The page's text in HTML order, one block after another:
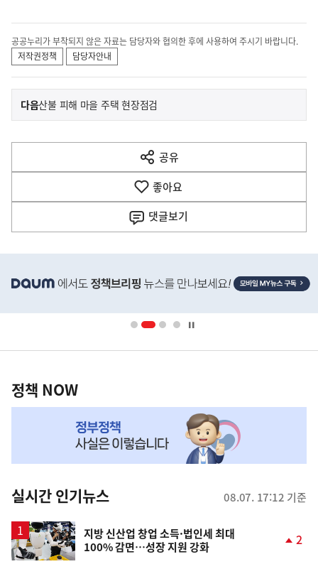
공공누리가 부착되지 않은 자료는 담당자와 협의한 후에 사용하여 주시기 바랍니다.
저작권정책
담당자안내
이
전
다
음
다음기
사
산불 피해 마을 주택 현장점검
공유
열
기
좋아요
댓글보기
단
영
책
NOW,
뉴
스
정책 NOW
실시간 인기뉴스 08.07. 17:12 기준
지방 신산업 창업 소득·법인세 최대
100% 감면…성장 지원 강화
2